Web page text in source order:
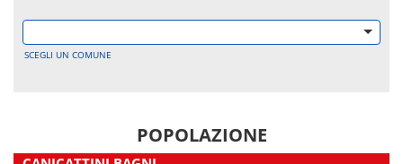
SCEGLI UN COMUNE
POPOLAZIONE